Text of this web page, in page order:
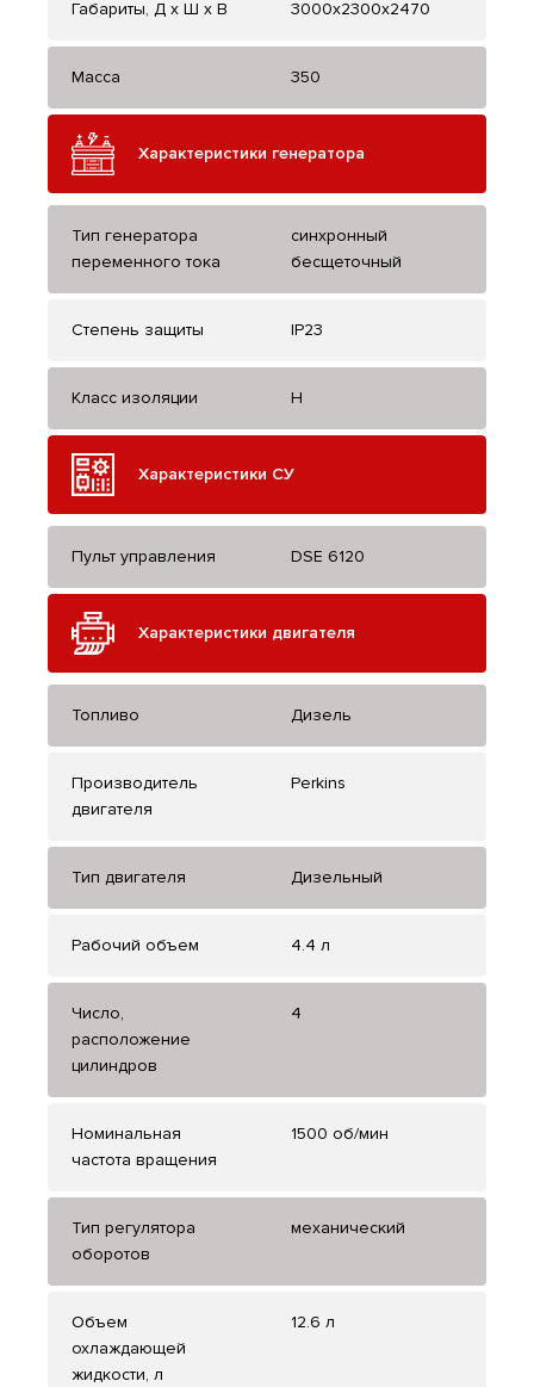
Габариты, Д x Ш x В 3000x2300x2470
Масса 350
Характеристики генератора
Тип генератора
переменного тока
синхронный
бесщеточный
Степень защиты IP23
Класс изоляции H
Характеристики СУ
Пульт управления DSE 6120
Характеристики двигателя
Топливо Дизель
Производитель
двигателя
Perkins
Тип двигателя Дизельный
Рабочий объем 4.4 л
Число,
расположение
цилиндров
4
Номинальная
частота вращения
1500 об/мин
Тип регулятора
оборотов
механический
Объем
охлаждающей
жидкости, л
12.6 л